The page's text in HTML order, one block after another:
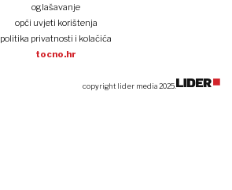
oglašavanje
opći uvjeti korištenja
politika privatnosti i kolačića
tocno.hr
copyright lider media 2025.